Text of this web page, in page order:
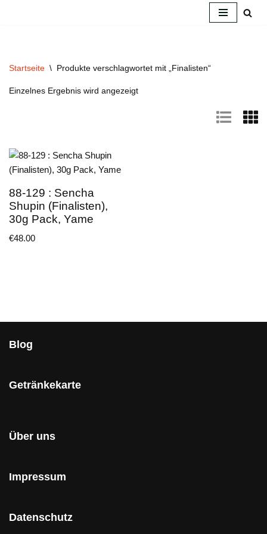
Startseite \ Produkte verschlagwortet mit „Finalisten“
Einzelnes Ergebnis wird angezeigt
88-129 : Sencha
Shupin (Finalisten),
30g Pack, Yame
€48.00
Blog
Getränkekarte
Über uns
Impressum
Datenschutz